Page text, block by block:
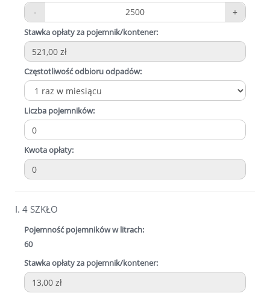
2500
- +
Stawka opłaty za pojemnik/kontener:
Częstotliwość odbioru odpadów:
Liczba pojemników:
Kwota opłaty:
I. 4 SZKŁO
Pojemność pojemników w litrach:
60
Stawka opłaty za pojemnik/kontener: